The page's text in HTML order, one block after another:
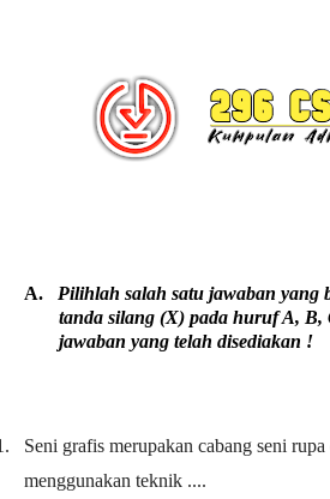
A.
Pilihlah salah satu jawaban yang
tanda silang (X) pada huruf A, B,
jawaban yang telah disediakan !
Seni grafis merupakan cabang seni
menggunakan teknik ....